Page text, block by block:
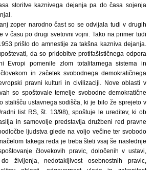
storitve kaznivega dejanja pa do časa sojenja
zoper narodno čast so se odvijala tudi v drugih
v času po drugi svetovni vojni. Tako na primer tudi
prišlo do amnestije za takšna kazniva dejanja.
da so pridobitve protifašističnega odpora
Evropi pomenile zlom totalitarnega sistema in
in začetek svobodnega demokratičnega
pravni kulturi in civilizaciji. Nove oblasti v
so spoštovale temelje svobodne demokratične
stališču ustavnega sodišča, ki je bilo že sprejeto v
list RS, št. 13/98), spoštuje le ureditev, ki ob
in samovolje predstavlja družbeni red pravne
ljudstva glede na voljo večine ter svobodo
takega reda je treba šteti vsaj še naslednje
človekovih pravic, določenih v ustavi,
življenja, nedotakljivost osebnostnih pravic,